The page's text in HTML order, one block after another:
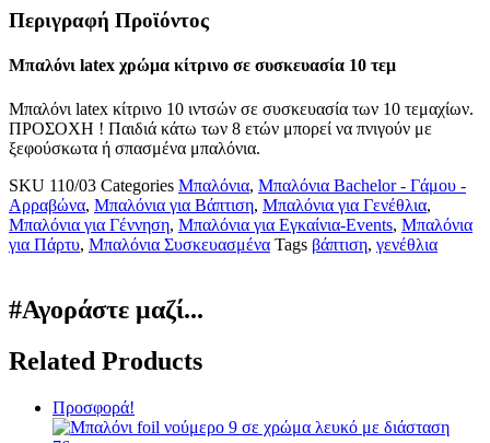
Περιγραφή Προϊόντος
Μπαλόνι latex χρώμα κίτρινο σε συσκευασία 10 τεμ
Μπαλόνι latex κίτρινο 10 ιντσών σε συσκευασία των 10 τεμαχίων.
ΠΡΟΣΟΧΗ ! Παιδιά κάτω των 8 ετών μπορεί να πνιγούν με
ξεφούσκωτα ή σπασμένα μπαλόνια.
SKU 110/03 Categories Μπαλόνια, Μπαλόνια Bachelor - Γάμου -
Αρραβώνα, Μπαλόνια για Βάπτιση, Μπαλόνια για Γενέθλια,
Μπαλόνια για Γέννηση, Μπαλόνια για Εγκαίνια-Events, Μπαλόνια
για Πάρτυ, Μπαλόνια Συσκευασμένα Tags βάπτιση, γενέθλια
#Αγοράστε μαζί...
Related Products
Προσφορά!